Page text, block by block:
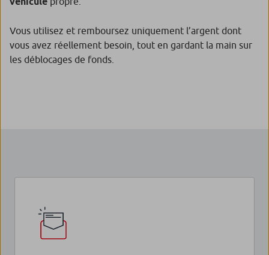
Vous utilisez et remboursez uniquement l’argent dont
vous avez réellement besoin, tout en gardant la main sur
les déblocages de fonds.